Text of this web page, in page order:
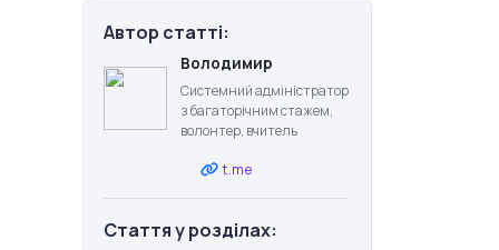
Автор статті:
Володимир
Системний адміністратор
з багаторічним стажем,
волонтер, вчитель
t.me
Стаття у розділах: